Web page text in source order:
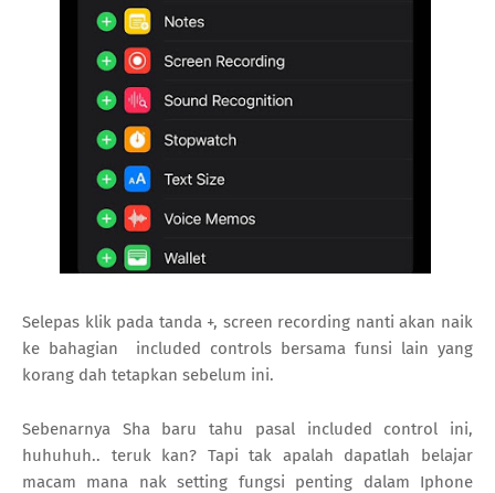
Selepas klik pada tanda +, screen recording nanti akan naik
ke bahagian included controls bersama funsi lain yang
korang dah tetapkan sebelum ini.
Sebenarnya Sha baru tahu pasal included control ini,
huhuhuh.. teruk kan? Tapi tak apalah dapatlah belajar
macam mana nak setting fungsi penting dalam Iphone